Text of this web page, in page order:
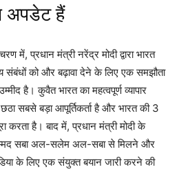
अपडेट हैं
में, प्रधान मंत्री नरेंद्र मोदी द्वारा भारत
संबंधों को और बढ़ावा देने के लिए एक समझौता
है। कुवैत भारत का महत्वपूर्ण व्यापार
सबसे बड़ा आपूर्तिकर्ता है और भारत की 3
करता है। बाद में, प्रधान मंत्री मोदी के
सबा अल-सलेम अल-सबा से मिलने और
के लिए एक संयुक्त बयान जारी करने की